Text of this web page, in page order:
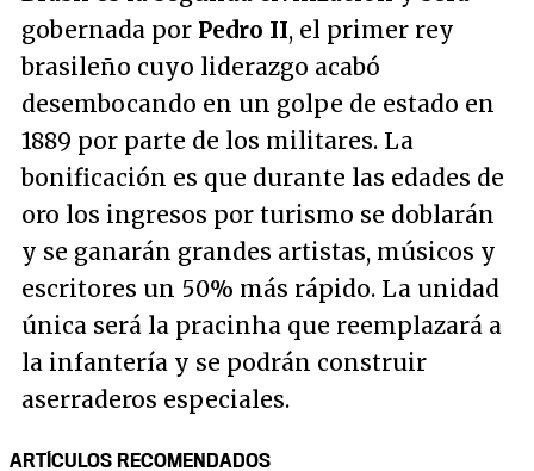
gobernada por Pedro II, el primer rey
brasileño cuyo liderazgo acabó
desembocando en un golpe de estado en
1889 por parte de los militares. La
bonificación es que durante las edades de
oro los ingresos por turismo se doblarán
y se ganarán grandes artistas, músicos y
escritores un 50% más rápido. La unidad
única será la pracinha que reemplazará a
la infantería y se podrán construir
aserraderos especiales.
ARTÍCULOS RECOMENDADOS